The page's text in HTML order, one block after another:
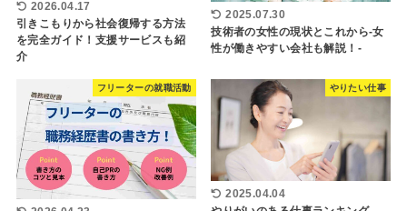
2026.04.17
引きこもりから社会復帰する方法
を完全ガイド！支援サービスも紹
介
2025.07.30
技術者の女性の現状とこれから-女
性が働きやすい会社も解説！-
フリーターの就職活動 やりたい仕事
2025.04.04